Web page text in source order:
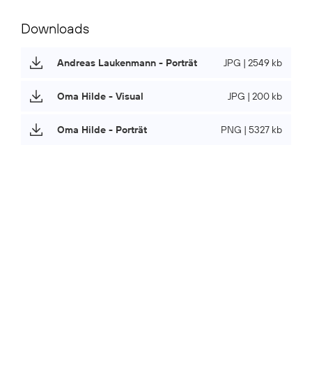
Downloads
Andreas Laukenmann - Porträt JPG | 2549 kb
Oma Hilde - Visual JPG | 200 kb
Oma Hilde - Porträt PNG | 5327 kb